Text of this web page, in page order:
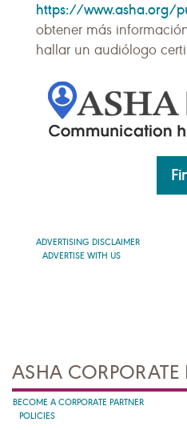
https://www.asha.org/
obtener más
hallar un audiólogo
ADVERTISING DISCLAIMER
ADVERTISE WITH US
ASHA CORPORATE
BECOME A CORPORATE PARTNER
POLICIES